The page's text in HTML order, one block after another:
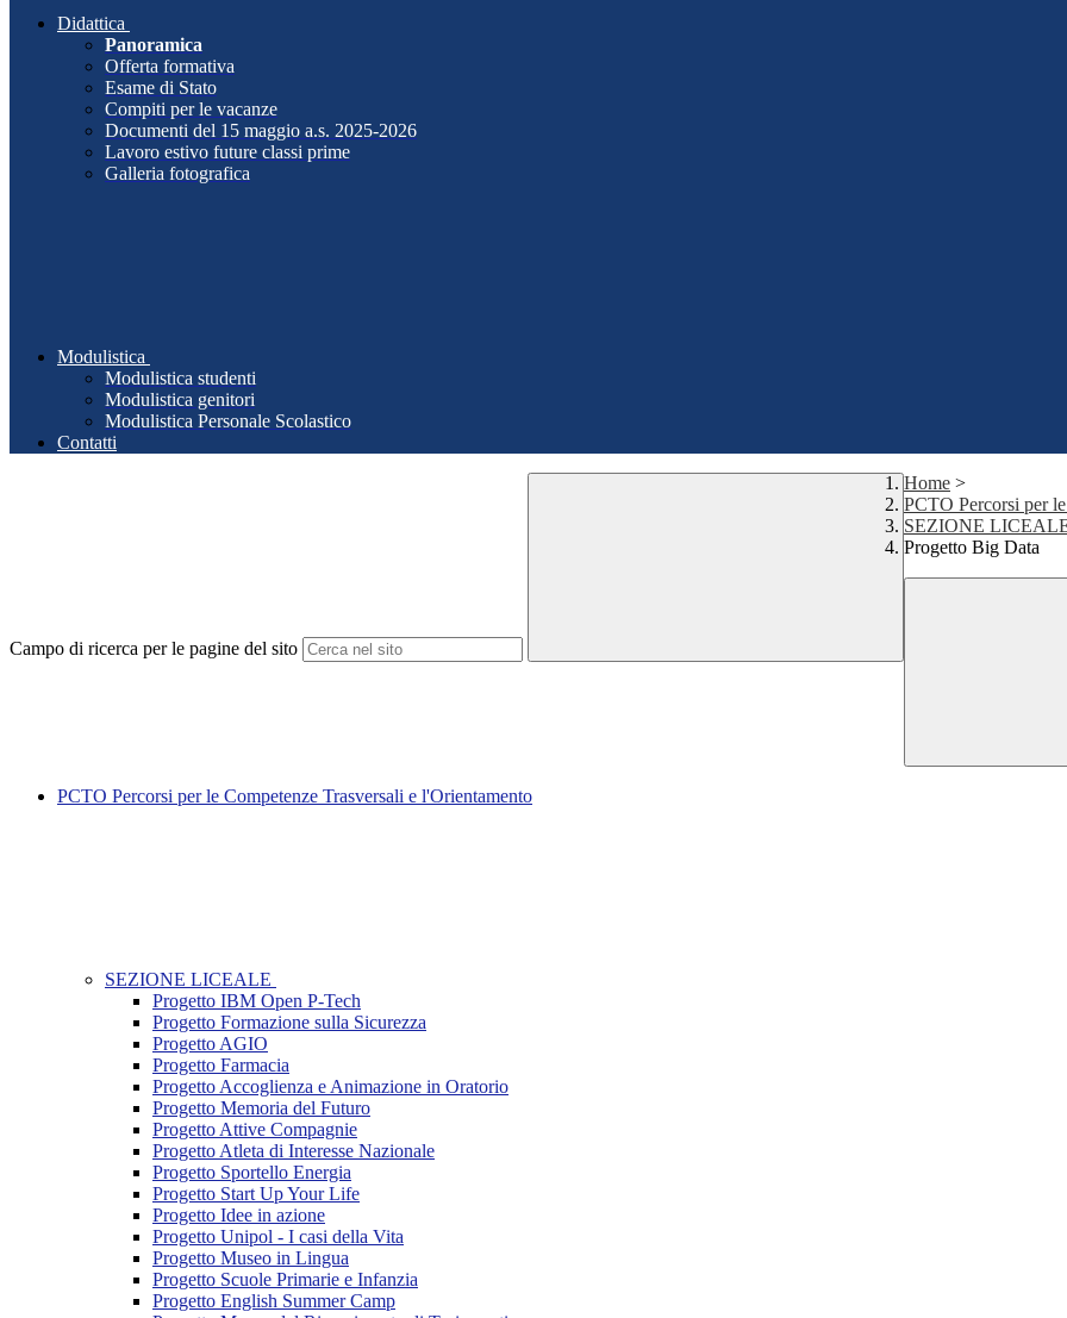
Didattica
Panoramica
Offerta formativa
Esame di Stato
Compiti per le vacanze
Documenti del 15 maggio a.s. 2025-2026
Lavoro estivo future classi prime
Galleria fotografica
Modulistica
Modulistica studenti
Modulistica genitori
Modulistica Personale Scolastico
Contatti
Campo di ricerca per le pagine del sito
Home >
PCTO Percorsi per
SEZIONE
Progetto Big Data
PCTO Percorsi per le Competenze Trasversali e l'Orientamento
SEZIONE LICEALE
Progetto IBM Open P-Tech
Progetto Formazione sulla Sicurezza
Progetto AGIO
Progetto Farmacia
Progetto Accoglienza e Animazione in Oratorio
Progetto Memoria del Futuro
Progetto Attive Compagnie
Progetto Atleta di Interesse Nazionale
Progetto Sportello Energia
Progetto Start Up Your Life
Progetto Idee in azione
Progetto Unipol - I casi della Vita
Progetto Museo in Lingua
Progetto Scuole Primarie e Infanzia
Progetto English Summer Camp